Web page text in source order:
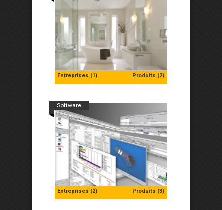
Entreprises (1) Produits (2)
Entreprises (2) Produits (3)
Software